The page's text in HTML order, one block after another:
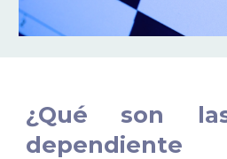
¿Qué son